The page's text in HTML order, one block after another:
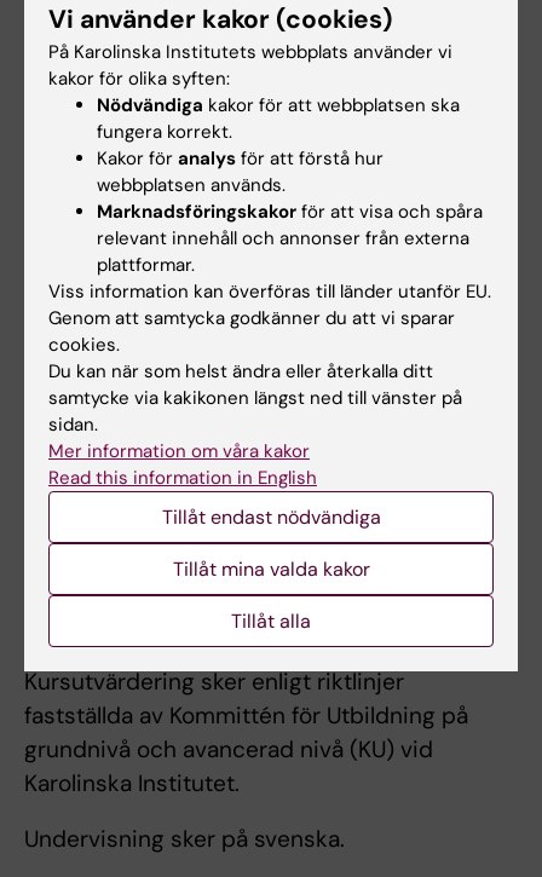
beslut om att frångå kursplanens föreskrifter
om examinationsform, antal
examinationstillfällen, möjlighet till
komplettering eller undantag från
obligatoriska utbildningsmoment, m.m.
Innehåll och lärandemål samt nivån på
förväntade färdigheter, kunskaper och
förmågor får inte ändras, tas bort eller sänkas.
Övergångsbestämmelser
Examination kommer att tillhandahållas under
en tid av två år efter en eventuell nedläggning
av kursen. Examination kan ske enligt tidigare
litteraturlista under en tid av ett år efter den
tidpunkt då en förnyelse av litteraturlistan
gjorts.
Övriga föreskrifter
Kursutvärdering sker enligt riktlinjer
fastställda av Kommittén för Utbildning på
grundnivå och avancerad nivå (KU) vid
Karolinska Institutet.
Undervisning sker på svenska.
Vi använder kakor (cookies)
På Karolinska Institutets webbplats använder vi
kakor för olika syften:
Nödvändiga kakor för att webbplatsen ska
fungera korrekt.
Kakor för analys för att förstå hur
webbplatsen används.
Marknadsföringskakor för att visa och spåra
relevant innehåll och annonser från externa
plattformar.
Viss information kan överföras till länder utanför EU.
Genom att samtycka godkänner du att vi sparar
cookies.
Du kan när som helst ändra eller återkalla ditt
samtycke via kakikonen längst ned till vänster på
sidan.
Mer information om våra kakor
Read this information in English
Tillåt endast nödvändiga
Tillåt mina valda kakor
Tillåt alla